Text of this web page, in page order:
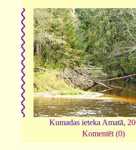
Kumadas ieteka Amatā,
Komentēt (0)